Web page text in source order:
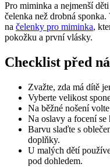
Pro miminka a nejmenší
čelenka než drobná
na čelenky pro miminka,
pokožku a první vlásky.
Checklist před
Zvažte, zda má dítě
Vyberte velikost
Na běžné nošení
Na oslavy a focení
Barvu slaďte s
doplňky.
U malých dětí
pod dohledem.